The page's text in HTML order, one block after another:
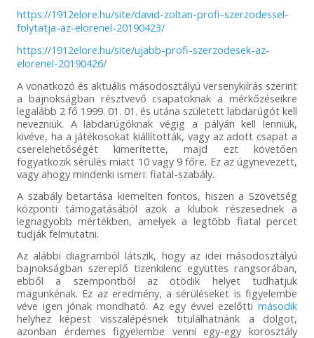
09. 2014.10.12. 9
Zalaegerszegi TE
FC - Soproni
1458
10. 2014.09.06.
Grosics Akadémia
https://1912elore.hu/site/david-zoltan-profi-szerzodessel-
folytatja-az-elorenel-20190423/
https://1912elore.hu/site/ujabb-profi-szerzodesek-az-
elorenel-20190426/
A vonatkozó és aktuális másodosztályú versenykiírás szerint
a bajnokságban résztvevő csapatoknak a mérkőzéseikre
legalább 2 fő 1999. 01. 01. és utána született labdarúgót kell
nevezniük. A labdarúgóknak végig a pályán kell lenniük,
kivéve, ha a játékosokat kiállították, vagy az adott csapat a
cserelehetőségét kimerítette, majd ezt követően
fogyatkozik sérülés miatt 10 vagy 9 főre. Ez az úgynevezett,
vagy ahogy mindenki ismeri: fiatal-szabály.
A szabály betartása kiemelten fontos, hiszen a Szövetség
központi támogatásából azok a klubok részesednek a
legnagyobb mértékben, amelyek a legtöbb fiatal percet
tudják felmutatni.
Az alábbi diagramból látszik, hogy az idei másodosztályú
bajnokságban szereplő tizenkilenc együttes rangsorában,
ebből a szempontból az ötödik helyet tudhatjuk
magunkénak. Ez az eredmény, a sérüléseket is figyelembe
véve igen jónak mondható. Az egy évvel ezelőttimásodik
helyhez képest visszalépésnek titulálhatnánk a dolgot,
azonban érdemes figyelembe venni egy-egy korosztály